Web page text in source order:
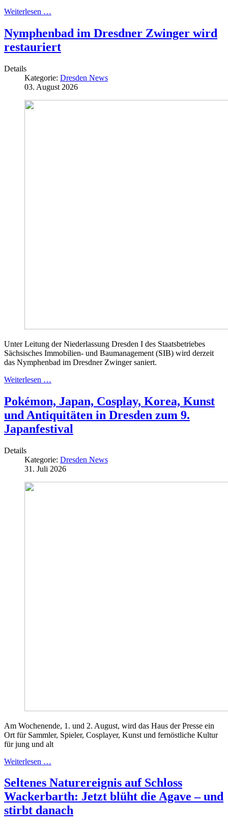
Weiterlesen …
Nymphenbad im Dresdner Zwinger wird
restauriert
Details
Kategorie: Dresden News
03. August 2026
Unter Leitung der Niederlassung Dresden I des Staatsbetriebes
Sächsisches Immobilien- und Baumanagement (SIB) wird derzeit
das Nymphenbad im Dresdner Zwinger saniert.
Weiterlesen …
Pokémon, Japan, Cosplay, Korea, Kunst
und Antiquitäten in Dresden zum 9.
Japanfestival
Details
Kategorie: Dresden News
31. Juli 2026
Am Wochenende, 1. und 2. August, wird das Haus der Presse ein
Ort für Sammler, Spieler, Cosplayer, Kunst und fernöstliche Kultur
für jung und alt
Weiterlesen …
Seltenes Naturereignis auf Schloss
Wackerbarth: Jetzt blüht die Agave – und
stirbt danach